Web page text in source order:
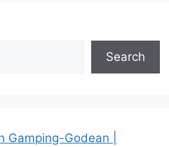
Search
Gamping-Godean |